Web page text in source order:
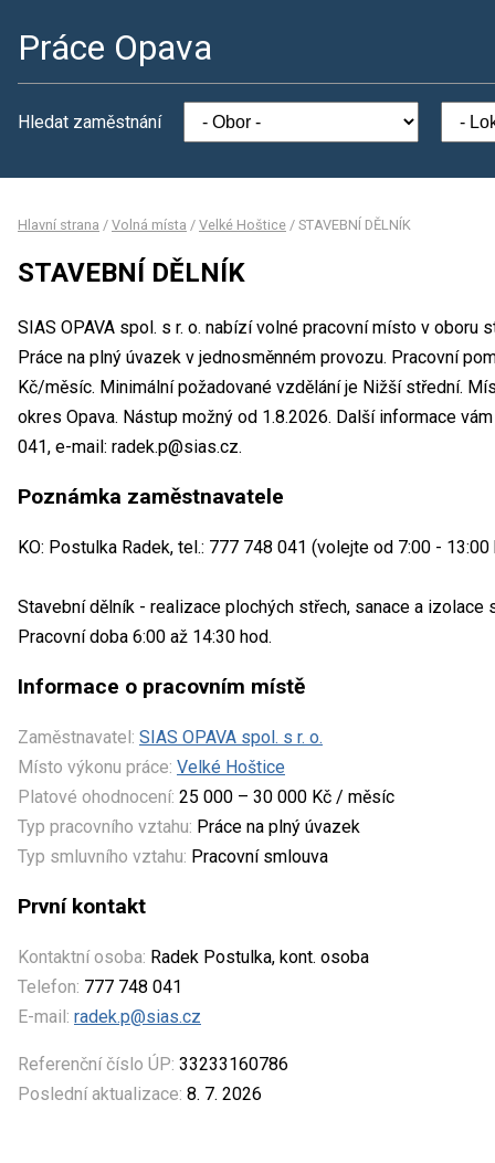
Práce Opava
Hledat zaměstnání
Hlavní strana / Volná místa / Velké Hoštice / STAVEBNÍ DĚLNÍK
STAVEBNÍ DĚLNÍK
SIAS OPAVA spol. s r. o. nabízí volné pracovní místo v oboru
Práce na plný úvazek v jednosměnném provozu. Pracovní
Kč/měsíc. Minimální požadované vzdělání je Nižší střední.
okres Opava. Nástup možný od 1.8.2026. Další informace
041, e-mail: radek.p@sias.cz.
Poznámka zaměstnavatele
KO: Postulka Radek, tel.: 777 748 041 (volejte od 7:00 -
Stavební dělník - realizace plochých střech, sanace a izolace
Pracovní doba 6:00 až 14:30 hod.
Informace o pracovním místě
Zaměstnavatel: SIAS OPAVA spol. s r. o.
Místo výkonu práce: Velké Hoštice
Platové ohodnocení: 25 000 – 30 000 Kč / měsíc
Typ pracovního vztahu: Práce na plný úvazek
Typ smluvního vztahu: Pracovní smlouva
První kontakt
Kontaktní osoba: Radek Postulka, kont. osoba
Telefon: 777 748 041
E-mail: radek.p@sias.cz
Referenční číslo ÚP: 33233160786
Poslední aktualizace: 8. 7. 2026